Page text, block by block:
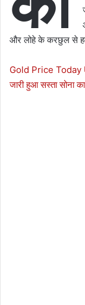
और लोहे के करछुल से
Gold Price Today
जारी हुआ सस्ता सोना